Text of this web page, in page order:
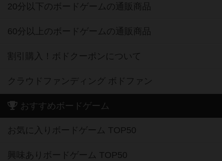
20分以下のボードゲームの通販商品
60分以上のボードゲームの通販商品
割引購入！ボドクーポンについて
クラウドファンディング ボドファン
おすすめボードゲーム
お気に入りボードゲーム TOP50
興味ありボードゲーム TOP50